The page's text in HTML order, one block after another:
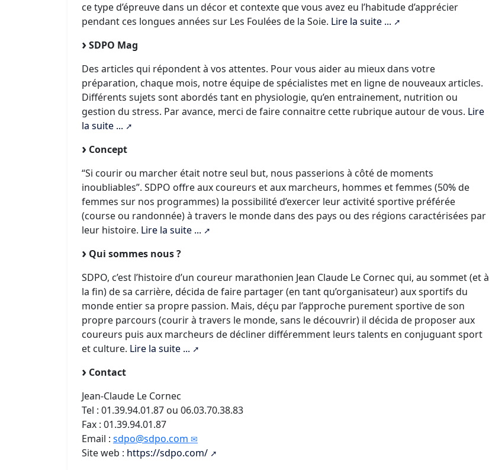
ce type d’épreuve dans un décor et contexte que vous avez eu l’habitude d’apprécier
pendant ces longues années sur Les Foulées de la Soie. Lire la suite ...
SDPO Mag
Des articles qui répondent à vos attentes. Pour vous aider au mieux dans votre
préparation, chaque mois, notre équipe de spécialistes met en ligne de nouveaux articles.
Différents sujets sont abordés tant en physiologie, qu’en entrainement, nutrition ou
gestion du stress. Par avance, merci de faire connaitre cette rubrique autour de vous. Lire
la suite ...
Concept
“Si courir ou marcher était notre seul but, nous passerions à côté de moments
inoubliables”. SDPO offre aux coureurs et aux marcheurs, hommes et femmes (50% de
femmes sur nos programmes) la possibilité d’exercer leur activité sportive préférée
(course ou randonnée) à travers le monde dans des pays ou des régions caractérisées par
leur histoire. Lire la suite ...
Qui sommes nous ?
SDPO, c’est l’histoire d’un coureur marathonien Jean Claude Le Cornec qui, au sommet (et à
la fin) de sa carrière, décida de faire partager (en tant qu’organisateur) aux sportifs du
monde entier sa propre passion. Mais, déçu par l’approche purement sportive de son
propre parcours (courir à travers le monde, sans le découvrir) il décida de proposer aux
coureurs puis aux marcheurs de décliner différemment leurs talents en conjuguant sport
et culture. Lire la suite ...
Contact
Jean-Claude Le Cornec
Tel : 01.39.94.01.87 ou 06.03.70.38.83
Fax : 01.39.94.01.87
Email : sdpo@sdpo.com
Site web : https://sdpo.com/